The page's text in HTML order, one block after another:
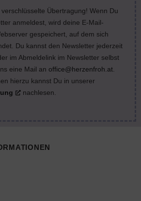
Übertragung! Wenn Du
anmeldest, wird deine E-Mail-
gespeichert, auf dem sich
Du kannst den Newsletter jederzeit
im Abmeldelink im Newsletter selbst
eine Mail an office@herzenfroh.at
hierzu kannst Du in unserer
nachlesen.